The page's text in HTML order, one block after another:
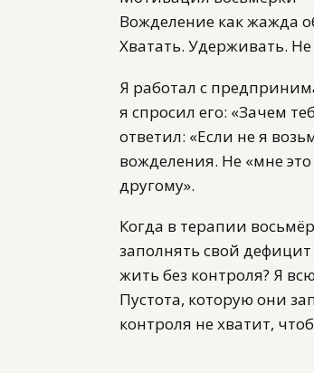
Вожделение как жажда
Хватать. Удерживать. Не
Я работал с
я спросил его: «Зачем
ответил: «Если не я
вожделения. Не «мне
другому».
Когда в терапии
заполнять свой
жить без контроля? Я
Пустота, которую они
контроля не хватит,